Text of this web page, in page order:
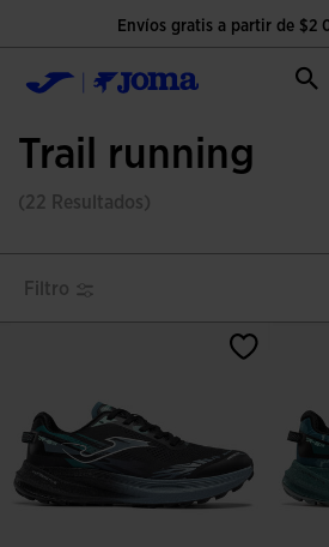
Envíos gratis a partir de $2
Trail running
(22 Resultados)
Filtro